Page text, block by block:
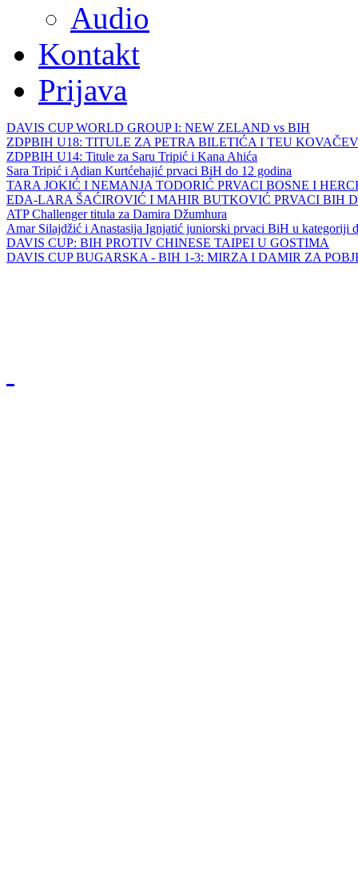
Audio
Kontakt
Prijava
DAVIS CUP WORLD GROUP I: NEW ZELAND vs BIH
ZDPBIH U18: TITULE ZA PETRA BILETIĆA I TEU
ZDPBIH U14: Titule za Saru Tripić i Kana Ahića
Sara Tripić i Adian Kurtćehajić prvaci BiH do 12 godina
TARA JOKIĆ I NEMANJA TODORIĆ PRVACI BOSNE I
EDA-LARA ŠAĆIROVIĆ I MAHIR BUTKOVIĆ PRVACI BIH
ATP Challenger titula za Damira Džumhura
Amar Silajdžić i Anastasija Ignjatić juniorski prvaci BiH u kategoriji
DAVIS CUP: BIH PROTIV CHINESE TAIPEI U GOSTIMA
DAVIS CUP BUGARSKA - BIH 1-3: MIRZA I DAMIR ZA